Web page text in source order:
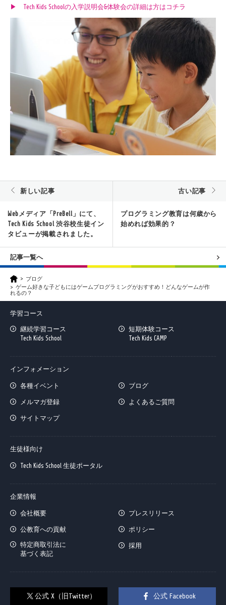
▶︎ Tech Kids Schoolの入学説明会&体験会の詳細は方はコチラ
新しい記事
Webメディア「PreBell」にて、
Tech Kids School 渋谷校生徒イン
タビューが掲載されました。
古い記事
プログラミング教育は何歳から
始めれば効果的？
記事一覧へ
ブログ
ゲーム好きな子どもにはゲームプログラミングがおすすめ！どんなゲームが作
れるの？
学習コース
継続学習コース
Tech Kids School
短期体験コース
Tech Kids CAMP
インフォメーション
各種イベント ブログ
メルマガ登録 よくあるご質問
サイトマップ
生徒様向け
Tech Kids School 生徒ポータル
企業情報
会社概要 プレスリリース
公教育への貢献
ポリシー
特定商取引法に
基づく表記
採用
公式 X（旧Twitter） 公式 Facebook